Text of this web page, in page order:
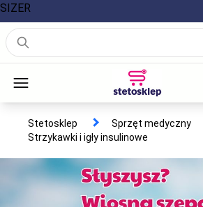
Stetosklep
Sprzęt medyczny
Strzykawki i igły insulinowe
SIZER